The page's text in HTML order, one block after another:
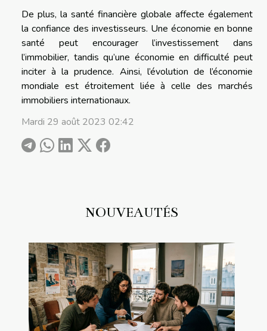
NOUVEAUTÉS
De plus, la santé financière globale affecte également
la confiance des investisseurs. Une économie en bonne
santé peut encourager l’investissement dans
l’immobilier, tandis qu’une économie en difficulté peut
inciter à la prudence. Ainsi, l’évolution de l’économie
mondiale est étroitement liée à celle des marchés
immobiliers internationaux.
Mardi 29 août 2023 02:42